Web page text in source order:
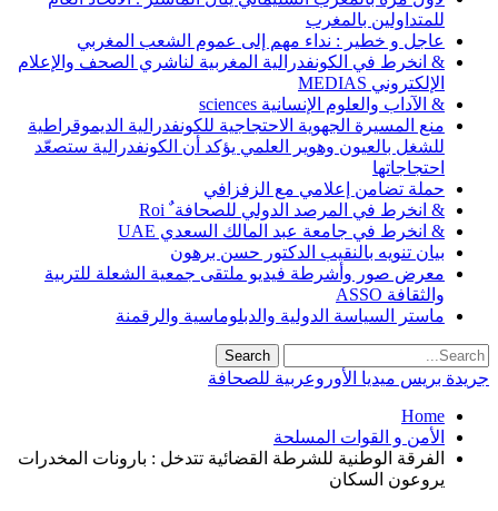
للمتداولين بالمغرب
عاجل و خطير : نداء مهم إلى عموم الشعب المغربي
& انخرط في الكونفدرالية المغربية لناشري الصحف والإعلام
الإلكتروني MEDIAS
& الآداب والعلوم الإنسانية sciences
منع المسيرة الجهوية الاحتجاجية للكونفدرالية الديموقراطية
للشغل بالعيون وهوير العلمي يؤكد أن الكونفدرالية ستصعّد
احتجاجاتها
حملة تضامن إعلامي مع الزفزافي
& انخرط في المرصد الدولي للصحافة ٌ Roi
& انخرط في جامعة عبد المالك السعدي UAE
بيان تنويه بالنقيب الدكتور حسن برهون
معرض صور وأشرطة فيديو ملتقى جمعية الشعلة للتربية
والثقافة ASSO
ماستر السياسة الدولية والدبلوماسية والرقمنة
جريدة بريس ميديا الأوروعربية للصحافة
Home
الأمن و القوات المسلحة
الفرقة الوطنية للشرطة القضائية تتدخل : بارونات المخدرات
يروعون السكان